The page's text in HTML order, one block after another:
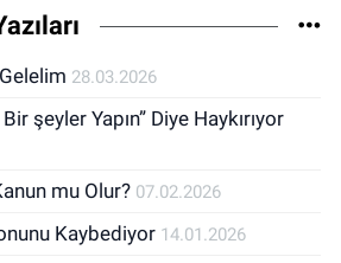
28.03.2026
şeyler Yapın” Diye Haykırıyor
mu Olur? 07.02.2026
Kaybediyor 14.01.2026